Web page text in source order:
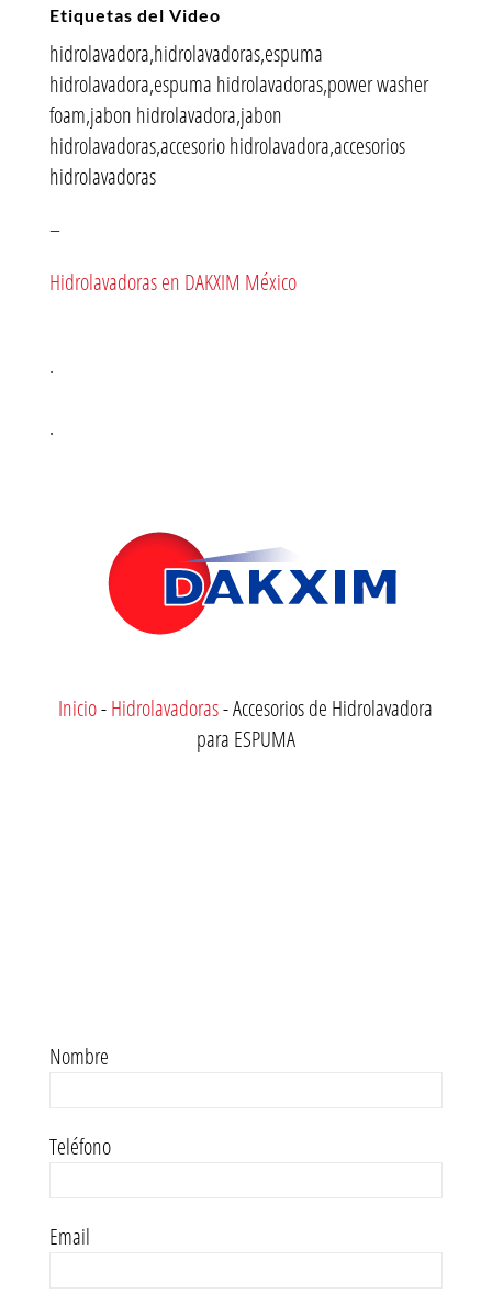
Etiquetas del Video
hidrolavadora,hidrolavadoras,espuma
hidrolavadora,espuma hidrolavadoras,power washer
foam,jabon hidrolavadora,jabon
hidrolavadoras,accesorio hidrolavadora,accesorios
hidrolavadoras
–
Hidrolavadoras en DAKXIM México
.
.
Inicio-Hidrolavadoras-Accesorios de Hidrolavadora
para ESPUMA
Nombre
Teléfono
Email